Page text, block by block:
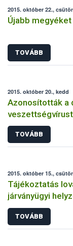
2015. október 22.,
Újabb
TOVÁBB
2015. október 20., kedd
Azonosították a
veszettségvírust
TOVÁBB
2015. október 15.,
Tájékoztatás
járványügyi
TOVÁBB